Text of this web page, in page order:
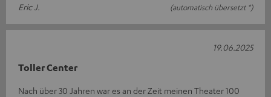
Eric J.
(automatisch übersetzt *)
Toller Center
Nach über 30 Jahren war es an der Zeit meinen Theater 100
19.06.2025